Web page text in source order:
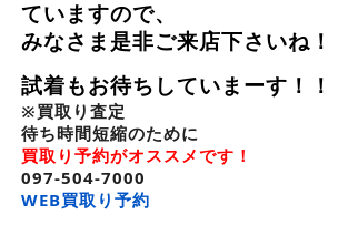
ていますので、
みなさま是非ご来店下さいね！
試着もお待ちしていまーす！！
※買取り査定
待ち時間短縮のために
買取り予約がオススメです！
097-504-7000
WEB買取り予約